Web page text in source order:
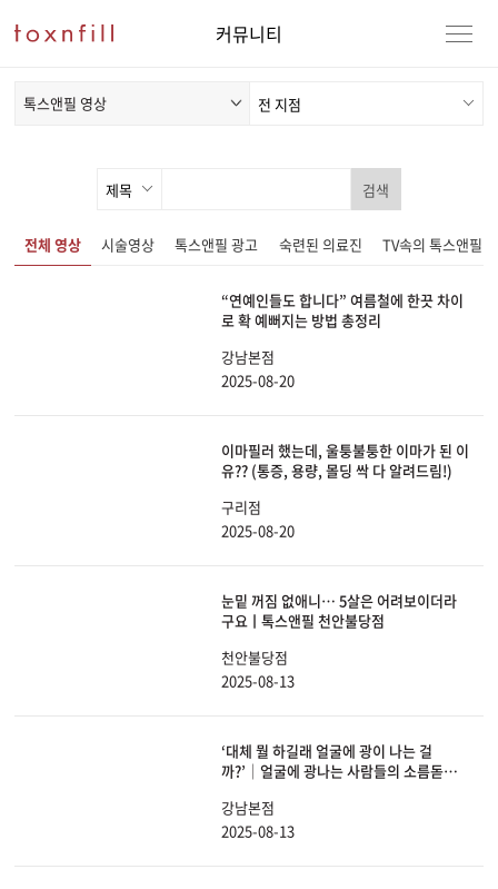
커뮤니티
톡스앤필 영상
검색
전체 영상 시술영상 톡스앤필 광고 숙련된 의료진 TV속의 톡스앤필
“연예인들도 합니다” 여름철에 한끗 차이
로 확 예뻐지는 방법 총정리
강남본점
2025-08-20
이마필러 했는데, 울퉁불퉁한 이마가 된 이
유?? (통증, 용량, 몰딩 싹 다 알려드림!)
구리점
2025-08-20
눈밑 꺼짐 없애니… 5살은 어려보이더라
구요ㅣ톡스앤필 천안불당점
천안불당점
2025-08-13
‘대체 뭘 하길래 얼굴에 광이 나는 걸
까?’│얼굴에 광나는 사람들의 소름돋는
강남본점
2025-08-13